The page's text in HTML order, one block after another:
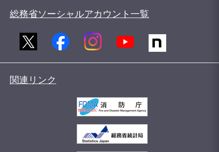
総務省ソーシャルアカウント一覧
関連リンク